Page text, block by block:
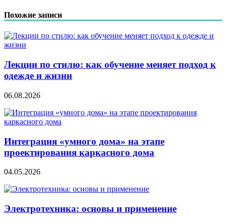
Похожие записи
Лекции по стилю: как обучение меняет подход к
одежде и жизни
06.08.2026
Интеграция «умного дома» на этапе
проектирования каркасного дома
04.05.2026
Электротехника: основы и применение